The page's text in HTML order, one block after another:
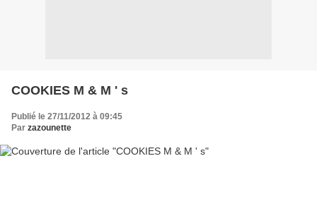
COOKIES M & M ' s
Publié le 27/11/2012 à 09:45
Par zazounette